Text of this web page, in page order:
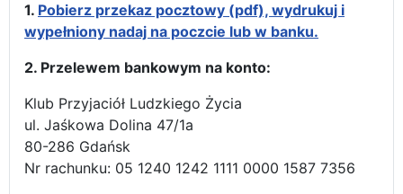
1. Pobierz przekaz pocztowy (pdf), wydrukuj i
wypełniony nadaj na poczcie lub w banku.
2. Przelewem bankowym na konto:
Klub Przyjaciół Ludzkiego Życia
ul. Jaśkowa Dolina 47/1a
80-286 Gdańsk
Nr rachunku: 05 1240 1242 1111 0000 1587 7356